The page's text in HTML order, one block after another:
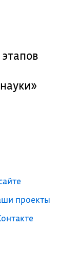
проекты